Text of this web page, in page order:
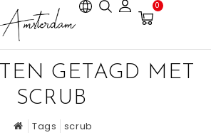
0
GETAGD MET
SCRUB
Tags scrub